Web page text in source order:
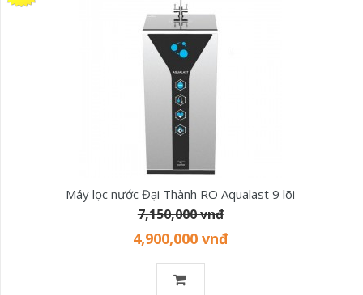
Máy lọc nước Đại Thành RO Aqualast 9 lõi
7,150,000 vnđ
4,900,000 vnđ